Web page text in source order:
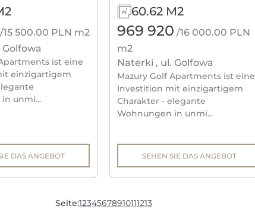
/15 500.00 PLN m2
ist eine
einzigartigem
unmi...
DAS ANGEBOT
60.62 M2
969 920 /16 000.00 PLN
m2
Naterki , ul. Golfowa
Mazury Golf Apartments ist eine
Investition mit einzigartigem
Charakter - elegante
Wohnungen in unmi...
SEHEN SIE DAS ANGEBOT
Seite:12345678910111213